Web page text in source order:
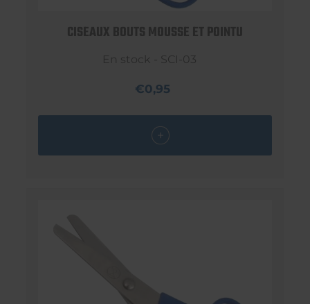
CISEAUX BOUTS MOUSSE ET POINTU
En stock - SCI-03
€0,95